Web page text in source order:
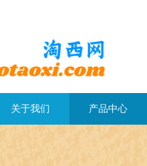
关于我们 产品中心